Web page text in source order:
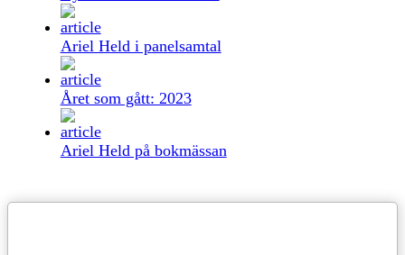
Ariel Held i panelsamtal
Året som gått: 2023
Ariel Held på bokmässan